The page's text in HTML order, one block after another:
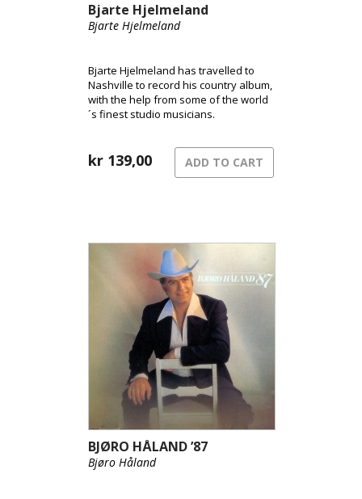
Bjarte Hjelmeland
Bjarte Hjelmeland
Bjarte Hjelmeland has travelled to
Nashville to record his country album,
with the help from some of the world
´s finest studio musicians.
kr 139,00 ADD TO CART
BJØRO HÅLAND ’87
Bjøro Håland